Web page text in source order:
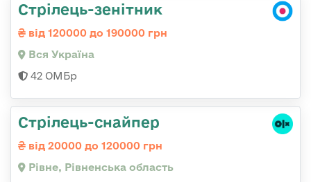
Стрілець-зенітник
від 120000 до 190000 грн
Вся Україна
42 ОМБр
Стрілець-снайпер
від 20000 до 120000 грн
Рівне, Рівненська область